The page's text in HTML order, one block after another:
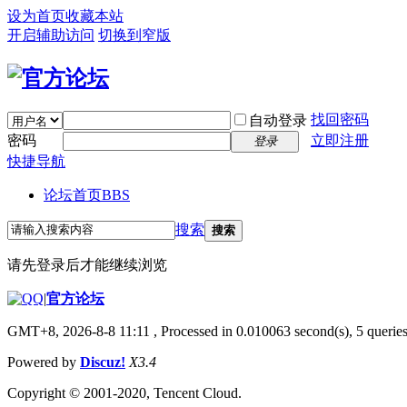
设为首页收藏本站
开启辅助访问 切换到窄版
自动登录 找回密码
密码
登录
立即注册
快捷导航
论坛首页BBS
搜索 搜索
请先登录后才能继续浏览
|官方论坛
GMT+8, 2026-8-8 11:11 , Processed in 0.010063 second(s), 5
Powered by Discuz! X3.4
Copyright © 2001-2020, Tencent Cloud.